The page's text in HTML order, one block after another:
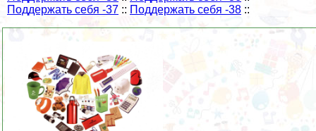
Поддержать себя -37 :: Поддержать себя -38 ::